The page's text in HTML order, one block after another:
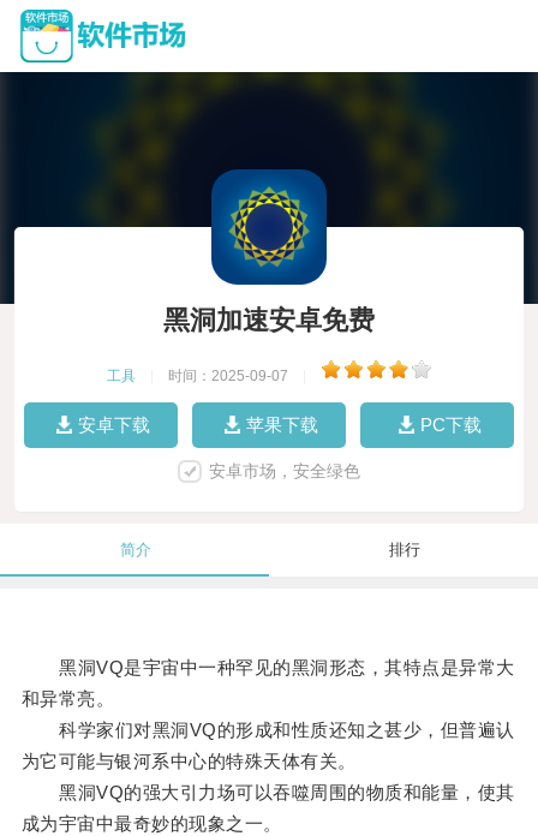
黑洞加速安卓免费
工具 时间：2025-09-07
安卓下载 苹果下载 PC下载
安卓市场，安全绿色
简介 排行
黑洞VQ是宇宙中一种罕见的黑洞形态，其特点是异常大
和异常亮。
科学家们对黑洞VQ的形成和性质还知之甚少，但普遍认
为它可能与银河系中心的特殊天体有关。
黑洞VQ的强大引力场可以吞噬周围的物质和能量，使其
成为宇宙中最奇妙的现象之一。